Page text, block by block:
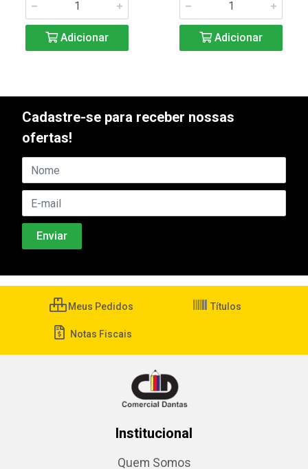
Adicionar Adicionar
Cadastre-se para receber nossas
ofertas!
Meus Pedidos Títulos
Notas Fiscais
Institucional
Quem Somos